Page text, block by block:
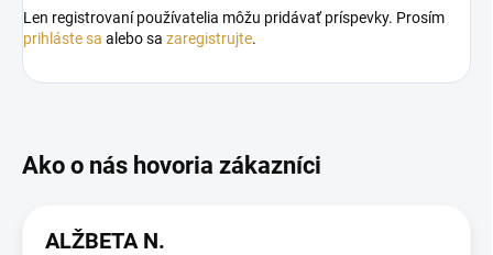
Len registrovaní používatelia môžu pridávať príspevky. Prosím
prihláste sa alebo sa zaregistrujte.
ALŽBETA N.